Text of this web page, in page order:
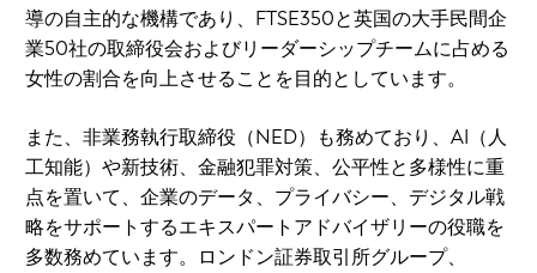
導の自主的な機構であり、FTSE350と英国の大手民間企
業50社の取締役会およびリーダーシップチームに占める
女性の割合を向上させることを目的としています。
また、非業務執行取締役（NED）も務めており、AI（人
工知能）や新技術、金融犯罪対策、公平性と多様性に重
点を置いて、企業のデータ、プライバシー、デジタル戦
略をサポートするエキスパートアドバイザリーの役職を
多数務めています。ロンドン証券取引所グループ、